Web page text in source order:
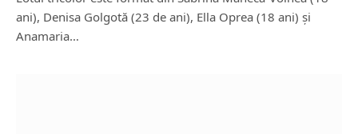
ani), Denisa Golgotă (23 de ani), Ella Oprea (18 ani) și
Anamaria…